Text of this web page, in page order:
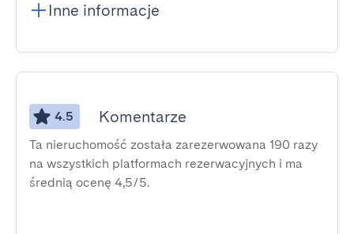
Inne informacje
4.5 Komentarze
Ta nieruchomość została zarezerwowana 190 razy
na wszystkich platformach rezerwacyjnych i ma
średnią ocenę 4,5/5.